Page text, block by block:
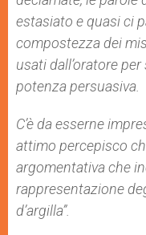
estasiato e quasi ci
compostezza dei
usati dall’oratore
potenza persuasiva.
C’è da esserne
attimo percepisco
argomentativa che
rappresentazione
d’argilla”.